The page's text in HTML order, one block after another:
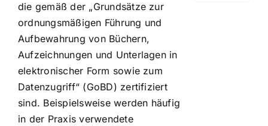
die gemäß der „Grundsätze zur
ordnungsmäßigen Führung und
Aufbewahrung von Büchern,
Aufzeichnungen und Unterlagen in
elektronischer Form sowie zum
Datenzugriff“ (GoBD) zertifiziert
sind. Beispielsweise werden häufig
in der Praxis verwendete